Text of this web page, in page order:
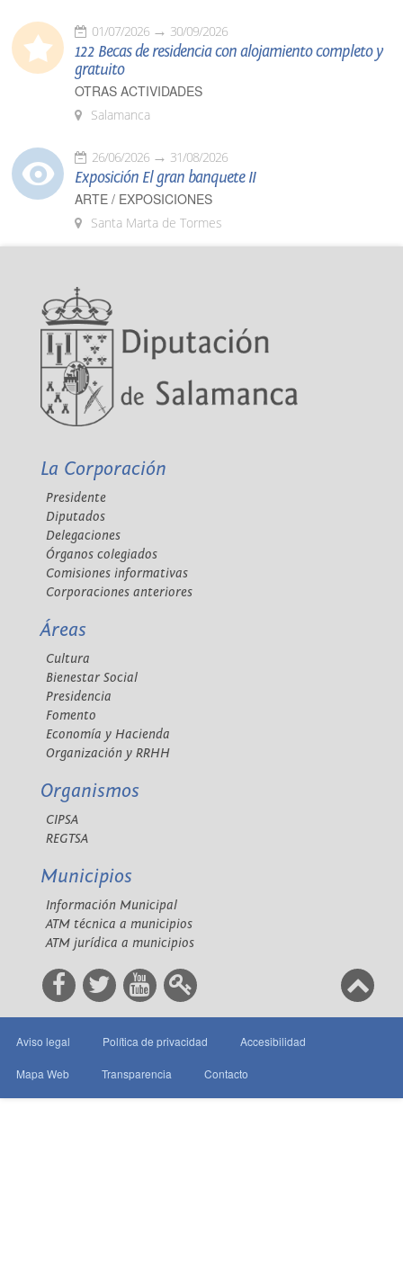
01/07/2026 30/09/2026
122 Becas de residencia con alojamiento completo y
gratuito
OTRAS ACTIVIDADES
Salamanca
26/06/2026 31/08/2026
Exposición El gran banquete II
ARTE / EXPOSICIONES
Santa Marta de Tormes
La Corporación
Presidente
Diputados
Delegaciones
Órganos colegiados
Comisiones informativas
Corporaciones anteriores
Áreas
Cultura
Bienestar Social
Presidencia
Fomento
Economía y Hacienda
Organización y RRHH
Organismos
CIPSA
REGTSA
Municipios
Información Municipal
ATM técnica a municipios
ATM jurídica a municipios
Aviso legal Política de privacidad Accesibilidad
Mapa Web Transparencia Contacto